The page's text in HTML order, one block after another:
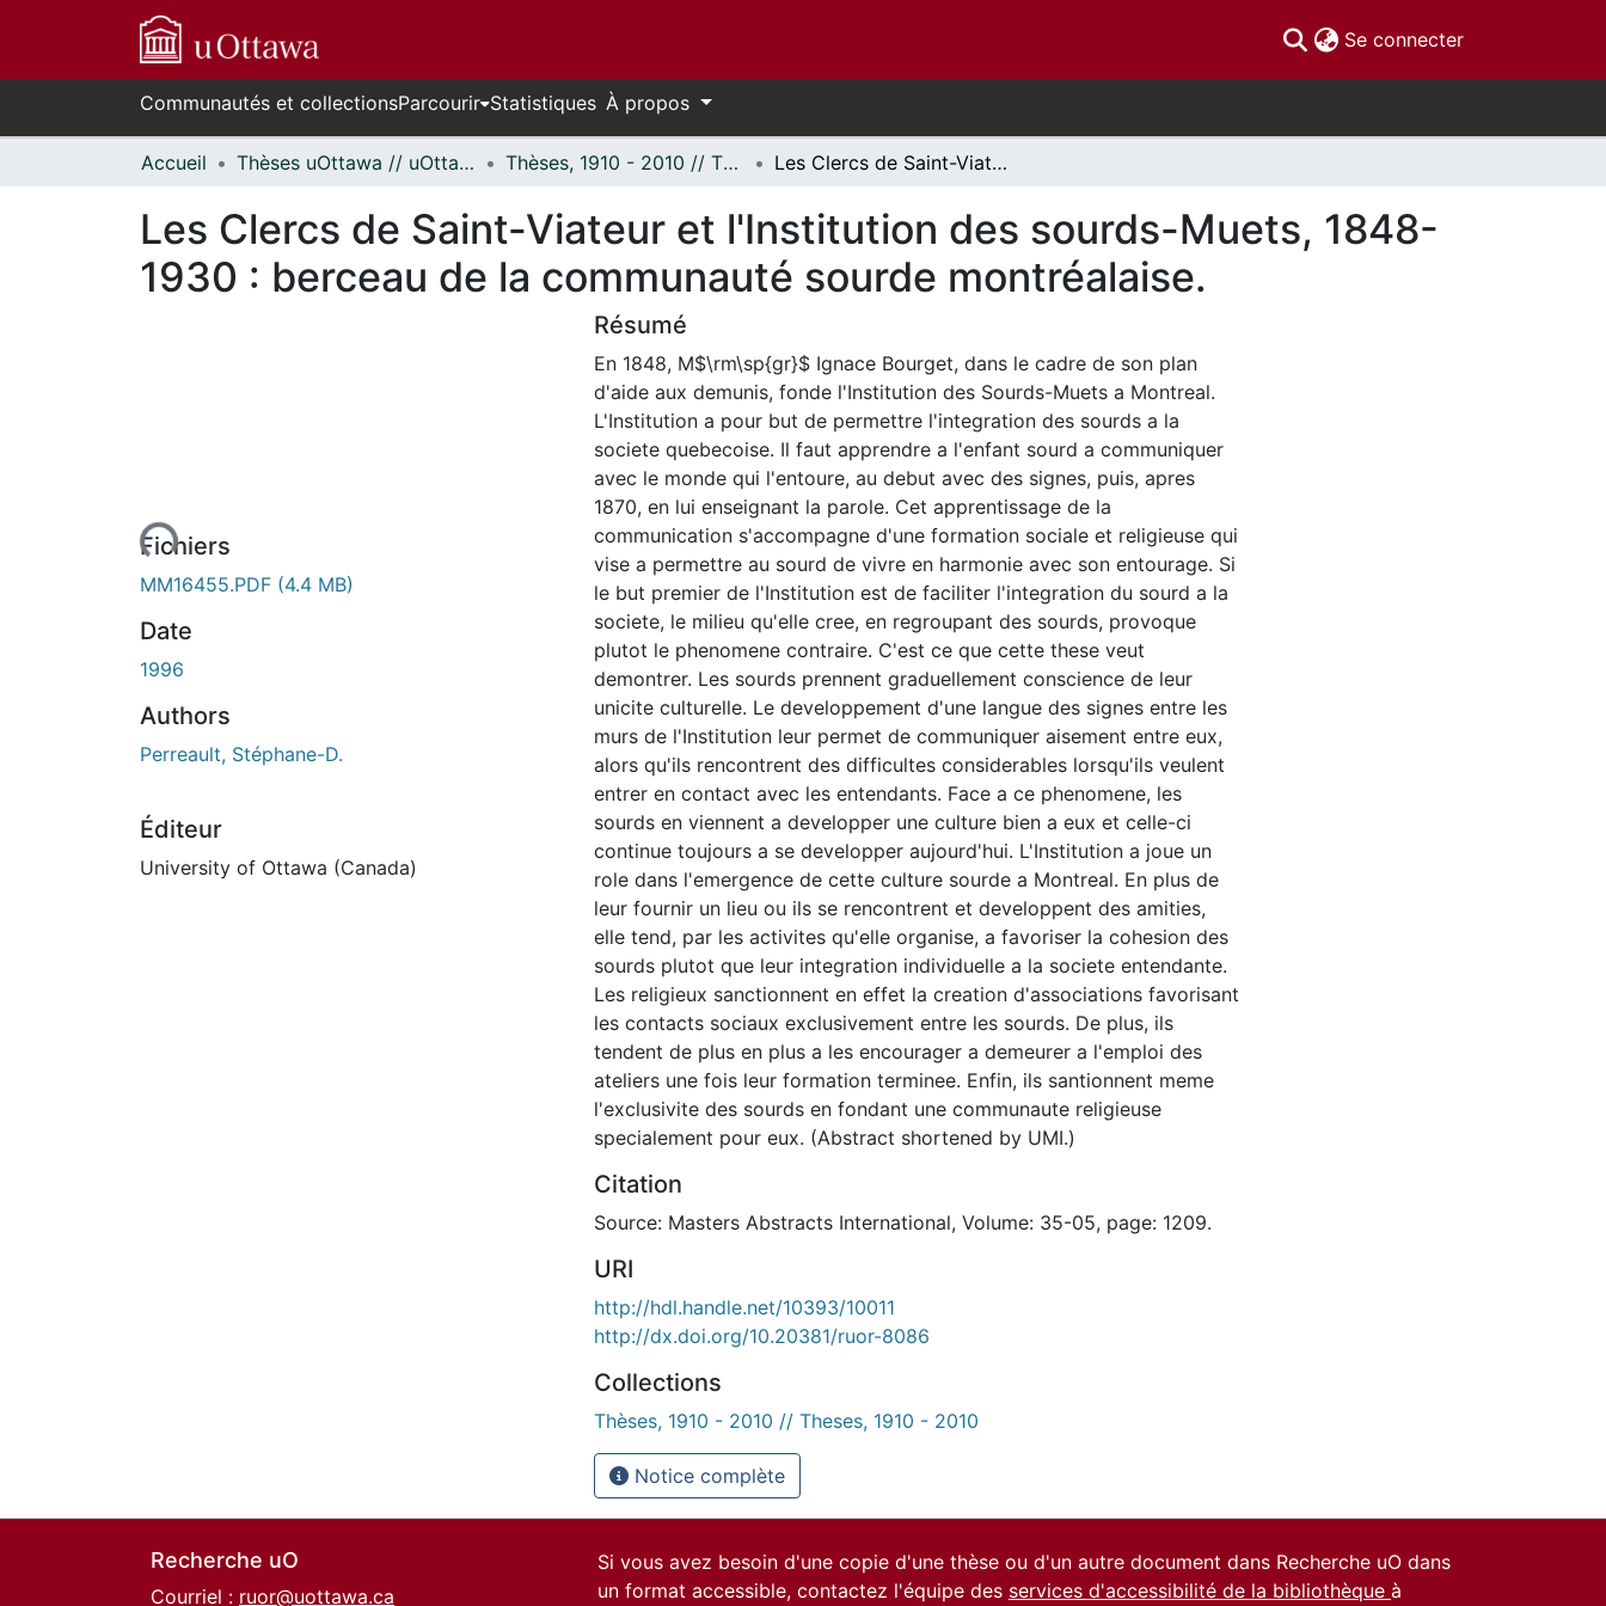
Se connecter(current)
Communautés et collectionsParcourir Statistiques À propos
Accueil Thèses uOttawa // uOttawa Theses Thèses, 1910 - 2010 // Theses, 1910 - 2010 Les Clercs de Saint-Viateur et l'Institution des sourds-Muets, 1848-1930 : berceau de la communauté sourde montréalaise.
Les Clercs de Saint-Viateur et l'Institution des sourds-Muets, 1848-
1930 : berceau de la communauté sourde montréalaise.
de chargement...Fichiers
MM16455.PDF (4.4 MB)
Date
1996
Authors
Perreault, Stéphane-D.
Éditeur
University of Ottawa (Canada)
Résumé
En 1848, M$\rm\sp{gr}$ Ignace Bourget, dans le cadre de son plan
d'aide aux demunis, fonde l'Institution des Sourds-Muets a Montreal.
L'Institution a pour but de permettre l'integration des sourds a la
societe quebecoise. Il faut apprendre a l'enfant sourd a communiquer
avec le monde qui l'entoure, au debut avec des signes, puis, apres
1870, en lui enseignant la parole. Cet apprentissage de la
communication s'accompagne d'une formation sociale et religieuse qui
vise a permettre au sourd de vivre en harmonie avec son entourage. Si
le but premier de l'Institution est de faciliter l'integration du sourd a la
societe, le milieu qu'elle cree, en regroupant des sourds, provoque
plutot le phenomene contraire. C'est ce que cette these veut
demontrer. Les sourds prennent graduellement conscience de leur
unicite culturelle. Le developpement d'une langue des signes entre les
murs de l'Institution leur permet de communiquer aisement entre eux,
alors qu'ils rencontrent des difficultes considerables lorsqu'ils veulent
entrer en contact avec les entendants. Face a ce phenomene, les
sourds en viennent a developper une culture bien a eux et celle-ci
continue toujours a se developper aujourd'hui. L'Institution a joue un
role dans l'emergence de cette culture sourde a Montreal. En plus de
leur fournir un lieu ou ils se rencontrent et developpent des amities,
elle tend, par les activites qu'elle organise, a favoriser la cohesion des
sourds plutot que leur integration individuelle a la societe entendante.
Les religieux sanctionnent en effet la creation d'associations favorisant
les contacts sociaux exclusivement entre les sourds. De plus, ils
tendent de plus en plus a les encourager a demeurer a l'emploi des
ateliers une fois leur formation terminee. Enfin, ils santionnent meme
l'exclusivite des sourds en fondant une communaute religieuse
specialement pour eux. (Abstract shortened by UMI.)
Citation
Source: Masters Abstracts International, Volume: 35-05, page: 1209.
URI
http://hdl.handle.net/10393/10011
http://dx.doi.org/10.20381/ruor-8086
Collections
Thèses, 1910 - 2010 // Theses, 1910 - 2010
Notice complète
Recherche uO
Courriel : ruor@uottawa.ca
Si vous avez besoin d'une copie d'une thèse ou d'un autre document dans Recherche uO dans
un format accessible, contactez l'équipe des services d'accessibilité de la bibliothèque à